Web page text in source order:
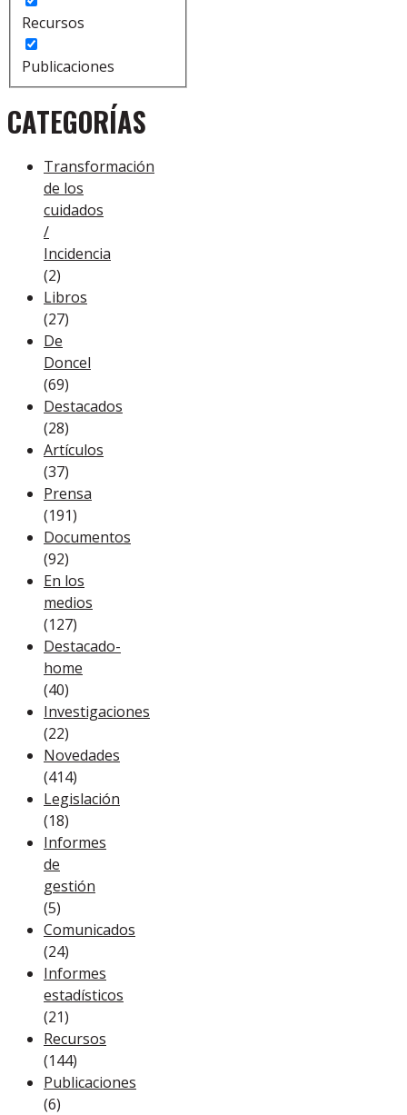
Recursos
Publicaciones
CATEGORÍAS
Transformación
de los
cuidados
/
Incidencia
(2)
Libros
(27)
De
Doncel
(69)
Destacados
(28)
Artículos
(37)
Prensa
(191)
Documentos
(92)
En los
medios
(127)
Destacado-
home
(40)
Investigaciones
(22)
Novedades
(414)
Legislación
(18)
Informes
de
gestión
(5)
Comunicados
(24)
Informes
estadísticos
(21)
Recursos
(144)
Publicaciones
(6)